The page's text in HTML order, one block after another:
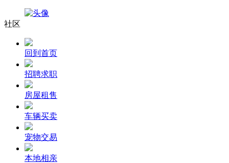
社区
回到首页
招聘求职
房屋租售
车辆买卖
宠物交易
本地相亲